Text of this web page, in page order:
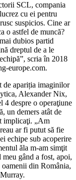
SCL, compania
cu ei pentru
suspicios. Cine ar
o astfel de muncă?
dubios partid
dreptul de a le
scria în 2018
europe.com.
apariția imaginilor
Alexander Nix,
4 despre o operaţiune
un demers atât de
implicaţi. „Am
ar fi putut să fie
echipe sub acoperire
ăla m-am simţit
gând a fost, apoi,
oamenii din România,